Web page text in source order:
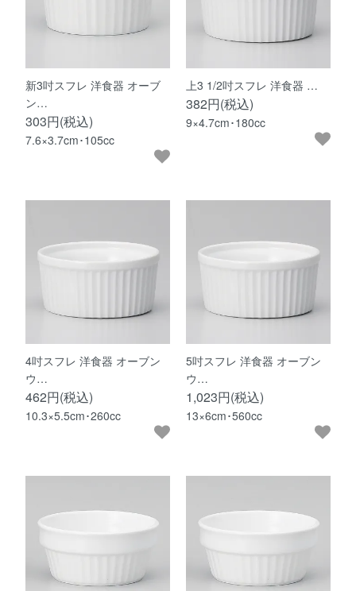
新3吋スフレ 洋食器 オーブ
ン…
303円(税込)
7.6×3.7cm･105cc
上3 1/2吋スフレ 洋食器 …
382円(税込)
9×4.7cm･180cc
4吋スフレ 洋食器 オーブン
ウ…
462円(税込)
10.3×5.5cm･260cc
5吋スフレ 洋食器 オーブン
ウ…
1,023円(税込)
13×6cm･560cc